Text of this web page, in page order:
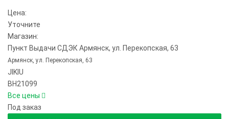
Цена:
Уточните
Магазин:
Пункт Выдачи СДЭК Армянск, ул. Перекопская, 63
Армянск, ул. Перекопская, 63
JIKIU
BH21099
Все цены
Под заказ